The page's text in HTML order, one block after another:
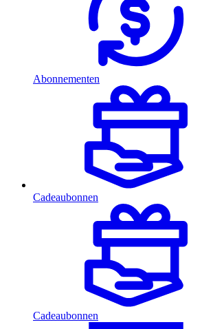
Abonnementen
Cadeaubonnen
Cadeaubonnen